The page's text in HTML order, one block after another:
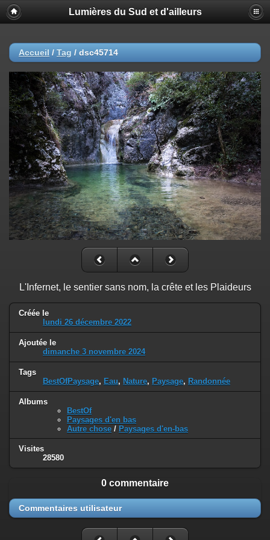
Lumières du Sud et d'ailleurs
Accueil / Tag / dsc45714
L'Infernet, le sentier sans nom, la crête et les Plaideurs
Créée le
lundi 26 décembre 2022
Ajoutée le
dimanche 3 novembre 2024
Tags
BestOfPaysage, Eau, Nature, Paysage, Randonnée
Albums
BestOf
Paysages d'en bas
Autre chose / Paysages d'en-bas
Visites
28580
0 commentaire
Commentaires utilisateur